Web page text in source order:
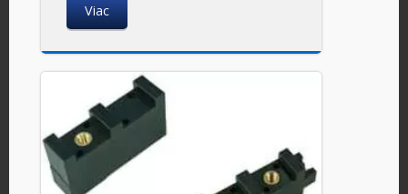
Viac